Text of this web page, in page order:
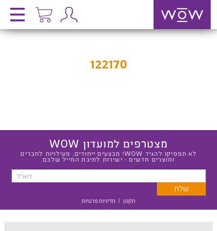
122170
מצטרפים למועדון WOW
לא תפסיקו להגיד WOW! מבצעים ייחודים, פעילויות לחברים
ומוצרים חדשים - ישירות לתיבת המייל שלכם
תקנון | מדיניות פרטיות